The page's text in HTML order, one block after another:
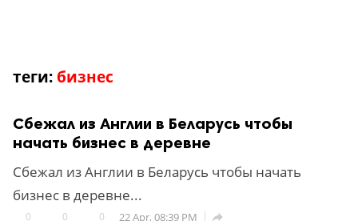
теги: бизнес
Сбежал из Англии в Беларусь чтобы
начать бизнес в деревне
Сбежал из Англии в Беларусь чтобы начать
бизнес в деревне...
0 0 0 22 Apr, 08:39 PM 